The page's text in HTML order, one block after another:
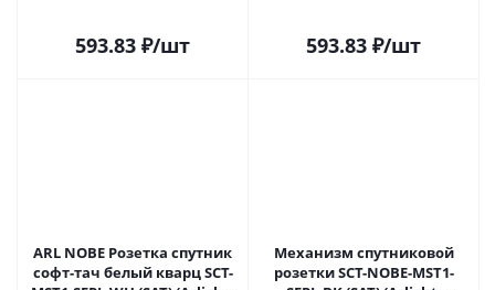
593.83 ₽/шт 593.83 ₽/шт
ARL NOBE Розетка спутник
софт-тач белый кварц SCT-
Механизм спутниковой
розетки SCT-NOBE-MST1-